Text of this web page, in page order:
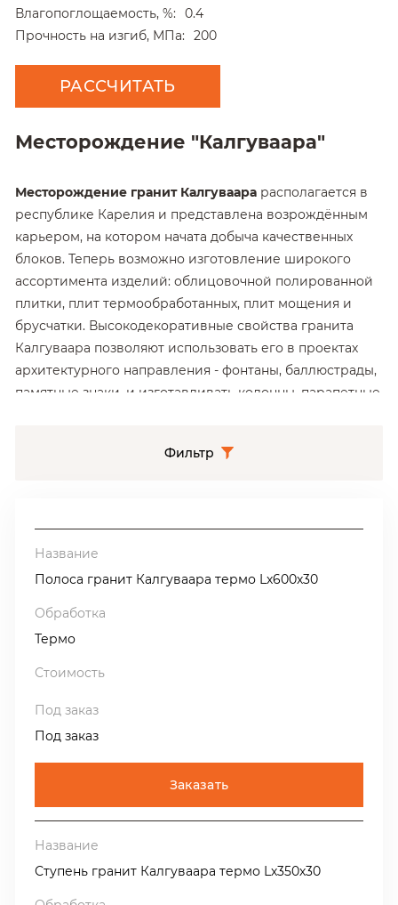
Влагопоглощаемость, %:
0.4
Прочность на изгиб, МПа:
200
РАССЧИТАТЬ
Месторождение "Калгуваара"
Месторождение гранит Калгуваара располагается в
республике Карелия и представлена возрождённым
карьером, на котором начата добыча качественных
блоков. Теперь возможно изготовление широкого
ассортимента изделий: облицовочной полированной
плитки, плит термообработанных, плит мощения и
брусчатки. Высокодекоративные свойства гранита
Калгуваара позволяют использовать его в проектах
архитектурного направления - фонтаны, баллюстрады,
памятные знаки, и изготавливать колонны, парапетные
Гранит Калгуваара отличается
жилистой структурой с
распила блока определяет рисунок изделия или
плитки. При распиле поперёк жил (cross-cut) мы
получим крупно-пятнистую расцветку поверхности
плит будет иметь рисунок с продольными вытянутыми
жилками.
Одна из важных особенностей гранита Калгуваара
это его радиационная характеристика, относящая его к
Производство продукции из гранита Калгуваара
поступит полированная плитка 300х600х20, плиты
Фильтр
Полоса гранит Калгуваара термо Lх600х30
Термо
Под заказ
Заказать
Ступень гранит Калгуваара термо Lх350х30